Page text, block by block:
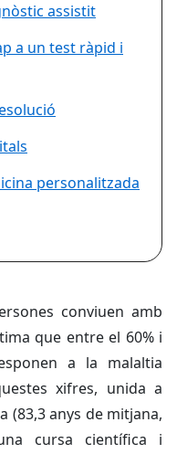
assistit
a un test ràpid i
personalitzada
conviuen amb
que entre el 60% i
a la malaltia
xifres, unida a
(83,3 anys de mitjana,
cursa científica i